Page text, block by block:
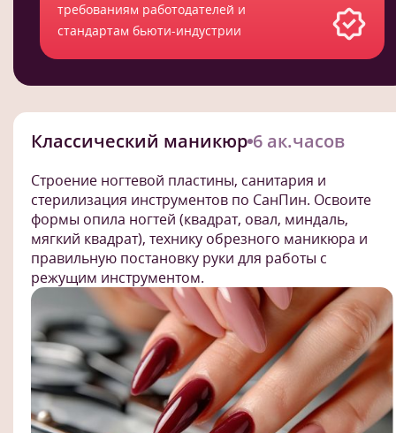
требованиям работодателей и
стандартам бьюти-индустрии
Классический маникюр 6 ак.часов
Строение ногтевой пластины, санитария и
стерилизация инструментов по СанПин. Освоите
формы опила ногтей (квадрат, овал, миндаль,
мягкий квадрат), технику обрезного маникюра и
правильную постановку руки для работы с
режущим инструментом.